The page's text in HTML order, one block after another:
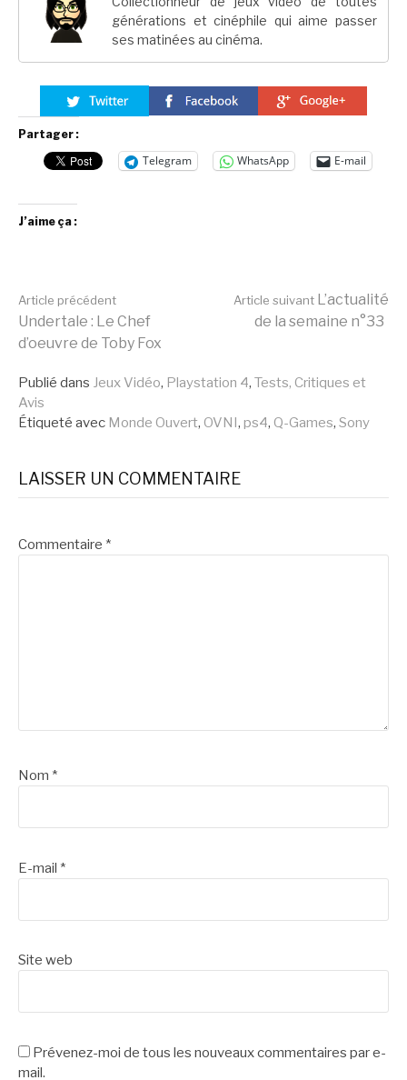
générations et cinéphile qui aime passer
ses matinées au cinéma.
Partager :
Telegram WhatsApp E-mail
J’aime ça :
Lire
la
suite
Article précédent
Undertale : Le Chef
d’oeuvre de Toby Fox
Article suivant L’actualité
de la semaine n°33
Publié dans Jeux Vidéo, Playstation 4, Tests, Critiques et
Avis
Étiqueté avec Monde Ouvert, OVNI, ps4, Q-Games, Sony
LAISSER UN COMMENTAIRE
Commentaire *
Nom *
E-mail *
Site web
Prévenez-moi de tous les nouveaux commentaires par e-
mail.